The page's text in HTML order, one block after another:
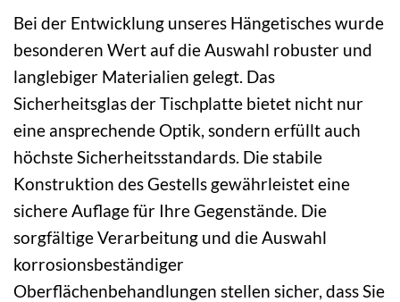
Bei der Entwicklung unseres Hängetisches wurde
besonderen Wert auf die Auswahl robuster und
langlebiger Materialien gelegt. Das
Sicherheitsglas der Tischplatte bietet nicht nur
eine ansprechende Optik, sondern erfüllt auch
höchste Sicherheitsstandards. Die stabile
Konstruktion des Gestells gewährleistet eine
sichere Auflage für Ihre Gegenstände. Die
sorgfältige Verarbeitung und die Auswahl
korrosionsbeständiger
Oberflächenbehandlungen stellen sicher, dass Sie